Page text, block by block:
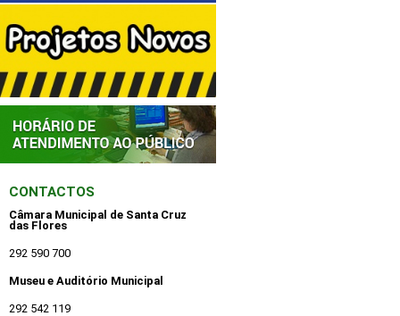
CONTACTOS
Câmara Municipal de Santa Cruz
das Flores
292 590 700
Museu e Auditório Municipal
292 542 119